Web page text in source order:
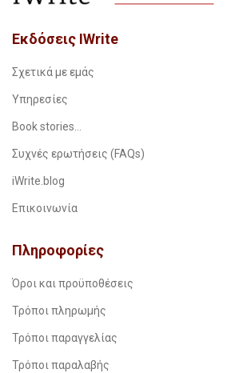
Εκδόσεις IWrite
Σχετικά με εμάς
Υπηρεσίες
Book stories…
Συχνές ερωτήσεις (FAQs)
iWrite.blog
Επικοινωνία
Πληροφορίες
Όροι και προϋποθέσεις
Τρόποι πληρωμής
Τρόποι παραγγελίας
Τρόποι παραλαβής